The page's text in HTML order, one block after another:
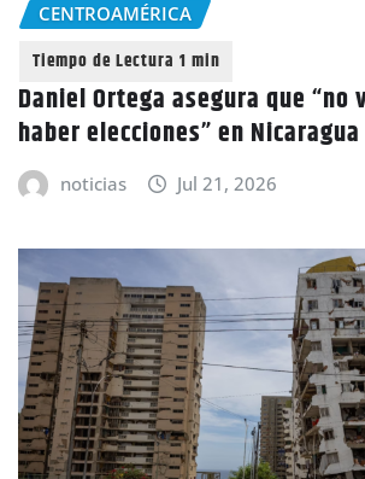
CENTROAMÉRICA
Daniel Ortega asegura que “no
haber elecciones” en Nicaragua
noticias Jul 21, 2026